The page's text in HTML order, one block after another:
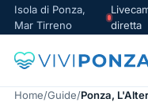
Isola di Ponza,
Mar Tirreno
diretta
Home/Guide/Ponza,